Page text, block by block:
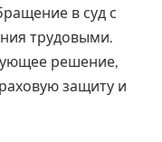
в суд с
трудовыми.
решение,
защиту и